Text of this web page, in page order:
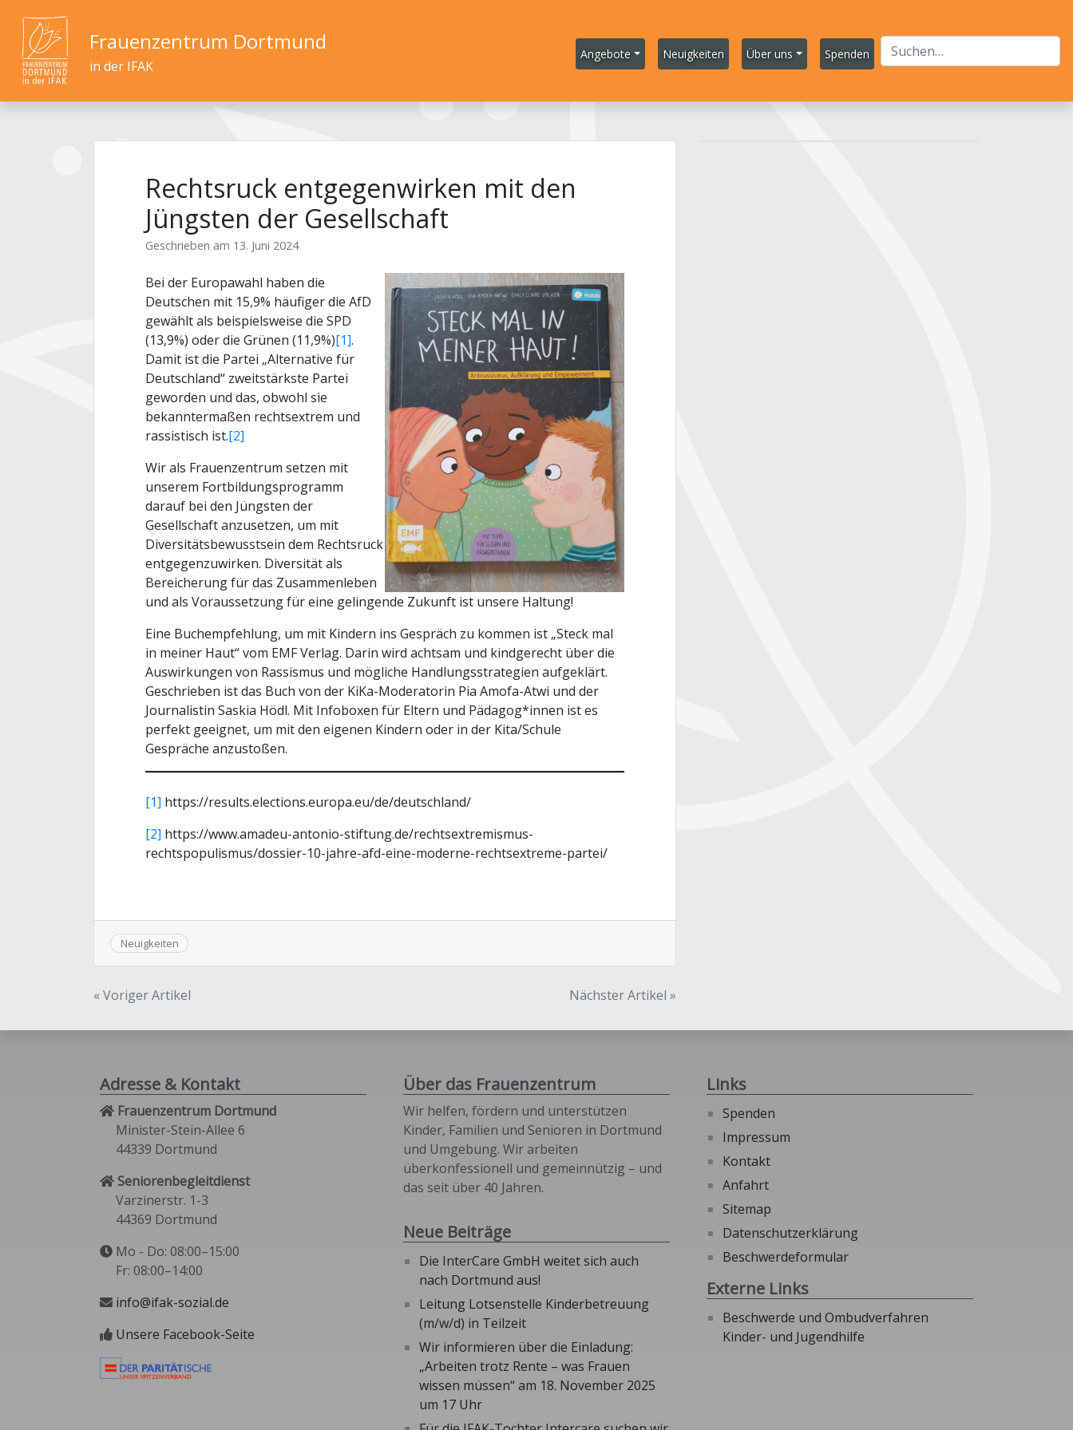
Frauenzentrum Dortmund
in der IFAK
Angebote Neuigkeiten Über uns Spenden
Rechtsruck entgegenwirken mit den
Jüngsten der Gesellschaft
Geschrieben am 13. Juni 2024
Bei der Europawahl haben die
Deutschen mit 15,9% häufiger die AfD
gewählt als beispielsweise die SPD
(13,9%) oder die Grünen (11,9%)[1].
Damit ist die Partei „Alternative für
Deutschland“ zweitstärkste Partei
geworden und das, obwohl sie
bekanntermaßen rechtsextrem und
rassistisch ist.[2]
Wir als Frauenzentrum setzen mit
unserem Fortbildungsprogramm
darauf bei den Jüngsten der
Gesellschaft anzusetzen, um mit
Diversitätsbewusstsein dem Rechtsruck
entgegenzuwirken. Diversität als
Bereicherung für das Zusammenleben
und als Voraussetzung für eine gelingende Zukunft ist unsere Haltung!
Eine Buchempfehlung, um mit Kindern ins Gespräch zu kommen ist „Steck mal
in meiner Haut“ vom EMF Verlag. Darin wird achtsam und kindgerecht über die
Auswirkungen von Rassismus und mögliche Handlungsstrategien aufgeklärt.
Geschrieben ist das Buch von der KiKa-Moderatorin Pia Amofa-Atwi und der
Journalistin Saskia Hödl. Mit Infoboxen für Eltern und Pädagog*innen ist es
perfekt geeignet, um mit den eigenen Kindern oder in der Kita/Schule
Gespräche anzustoßen.
[1] https://results.elections.europa.eu/de/deutschland/
[2] https://www.amadeu-antonio-stiftung.de/rechtsextremismus-
rechtspopulismus/dossier-10-jahre-afd-eine-moderne-rechtsextreme-partei/
Neuigkeiten
Beitragsnavigation
« Voriger Artikel Nächster Artikel »
Adresse & Kontakt
Frauenzentrum Dortmund
Minister-Stein-Allee 6
44339 Dortmund
Seniorenbegleitdienst
Varzinerstr. 1-3
44369 Dortmund
Mo - Do: 08:00–15:00
Fr: 08:00–14:00
info@ifak-sozial.de
Unsere Facebook-Seite
Über das Frauenzentrum
Wir helfen, fördern und unterstützen
Kinder, Familien und Senioren in Dortmund
und Umgebung. Wir arbeiten
überkonfessionell und gemeinnützig – und
das seit über 40 Jahren.
Neue Beiträge
Die InterCare GmbH weitet sich auch
nach Dortmund aus!
Leitung Lotsenstelle Kinderbetreuung
(m/w/d) in Teilzeit
Wir informieren über die Einladung:
„Arbeiten trotz Rente – was Frauen
wissen müssen“ am 18. November 2025
um 17 Uhr
Links
Spenden
Impressum
Kontakt
Anfahrt
Sitemap
Datenschutzerklärung
Beschwerdeformular
Externe Links
Beschwerde und Ombudverfahren
Kinder- und Jugendhilfe